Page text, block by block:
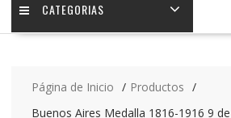
CATEGORIAS
Página de Inicio
Productos
Buenos Aires Medalla 1816-1916 9